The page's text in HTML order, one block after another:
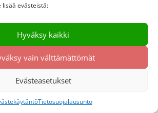
lisää evästeistä:
Hyväksy kaikki
vain välttämättömät
Evästeasetukset
Tietosuojalausunto